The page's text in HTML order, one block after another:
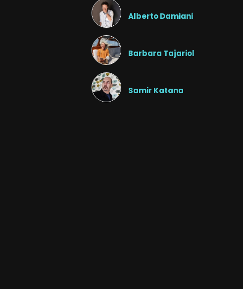
Alberto Damiani
Barbara Tajariol
Samir Katana